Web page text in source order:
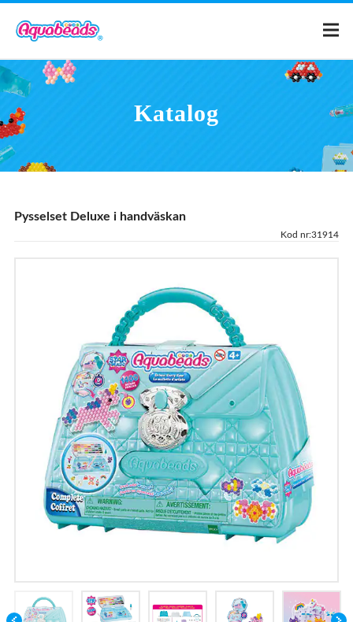
Hem
Här köper du
Katalog
Pysselset Deluxe i handväskan
Kod nr:31914